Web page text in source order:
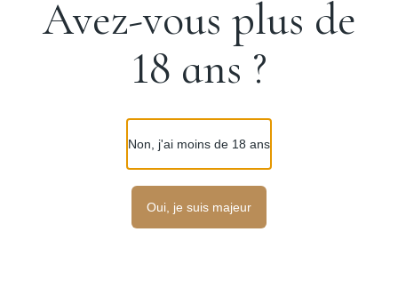
Avez-vous plus de
18 ans ?
Non, j'ai moins de 18 ans
Oui, je suis majeur